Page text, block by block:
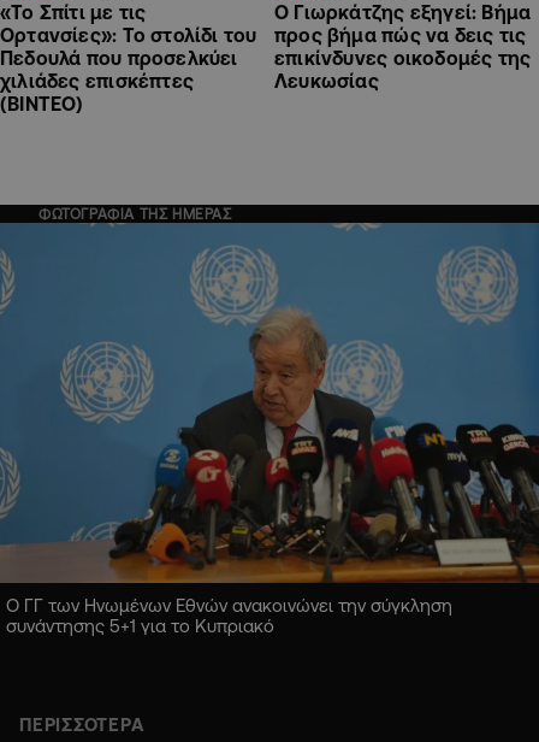
«Το Σπίτι με τις
Ορτανσίες»: Το στολίδι του
Πεδουλά που προσελκύει
χιλιάδες επισκέπτες
(ΒΙΝΤΕΟ)
Ο Γιωρκάτζης εξηγεί: Βήμα
προς βήμα πώς να δεις τις
επικίνδυνες οικοδομές της
Λευκωσίας
ΦΩΤΟΓΡΑΦΙΑ ΤΗΣ ΗΜΕΡΑΣ
Ο ΓΓ των Ηνωμένων Εθνών ανακοινώνει την σύγκληση
συνάντησης 5+1 για το Κυπριακό
ΠΕΡΙΣΣΟΤΕΡΑ